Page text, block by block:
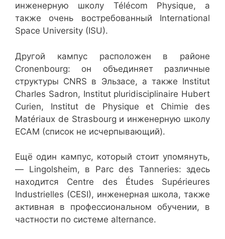
инженерную школу Télécom Physique, а
также очень востребованный International
Space University (ISU).
Другой кампус расположен в районе
Cronenbourg: он объединяет различные
структуры CNRS в Эльзасе, а также Institut
Charles Sadron, Institut pluridisciplinaire Hubert
Curien, Institut de Physique et Chimie des
Matériaux de Strasbourg и инженерную школу
ECAM (список не исчерпывающий).
Ещё один кампус, который стоит упомянуть,
— Lingolsheim, в Parc des Tanneries: здесь
находится Centre des Études Supérieures
Industrielles (CESI), инженерная школа, также
активная в профессиональном обучении, в
частности по системе alternance.